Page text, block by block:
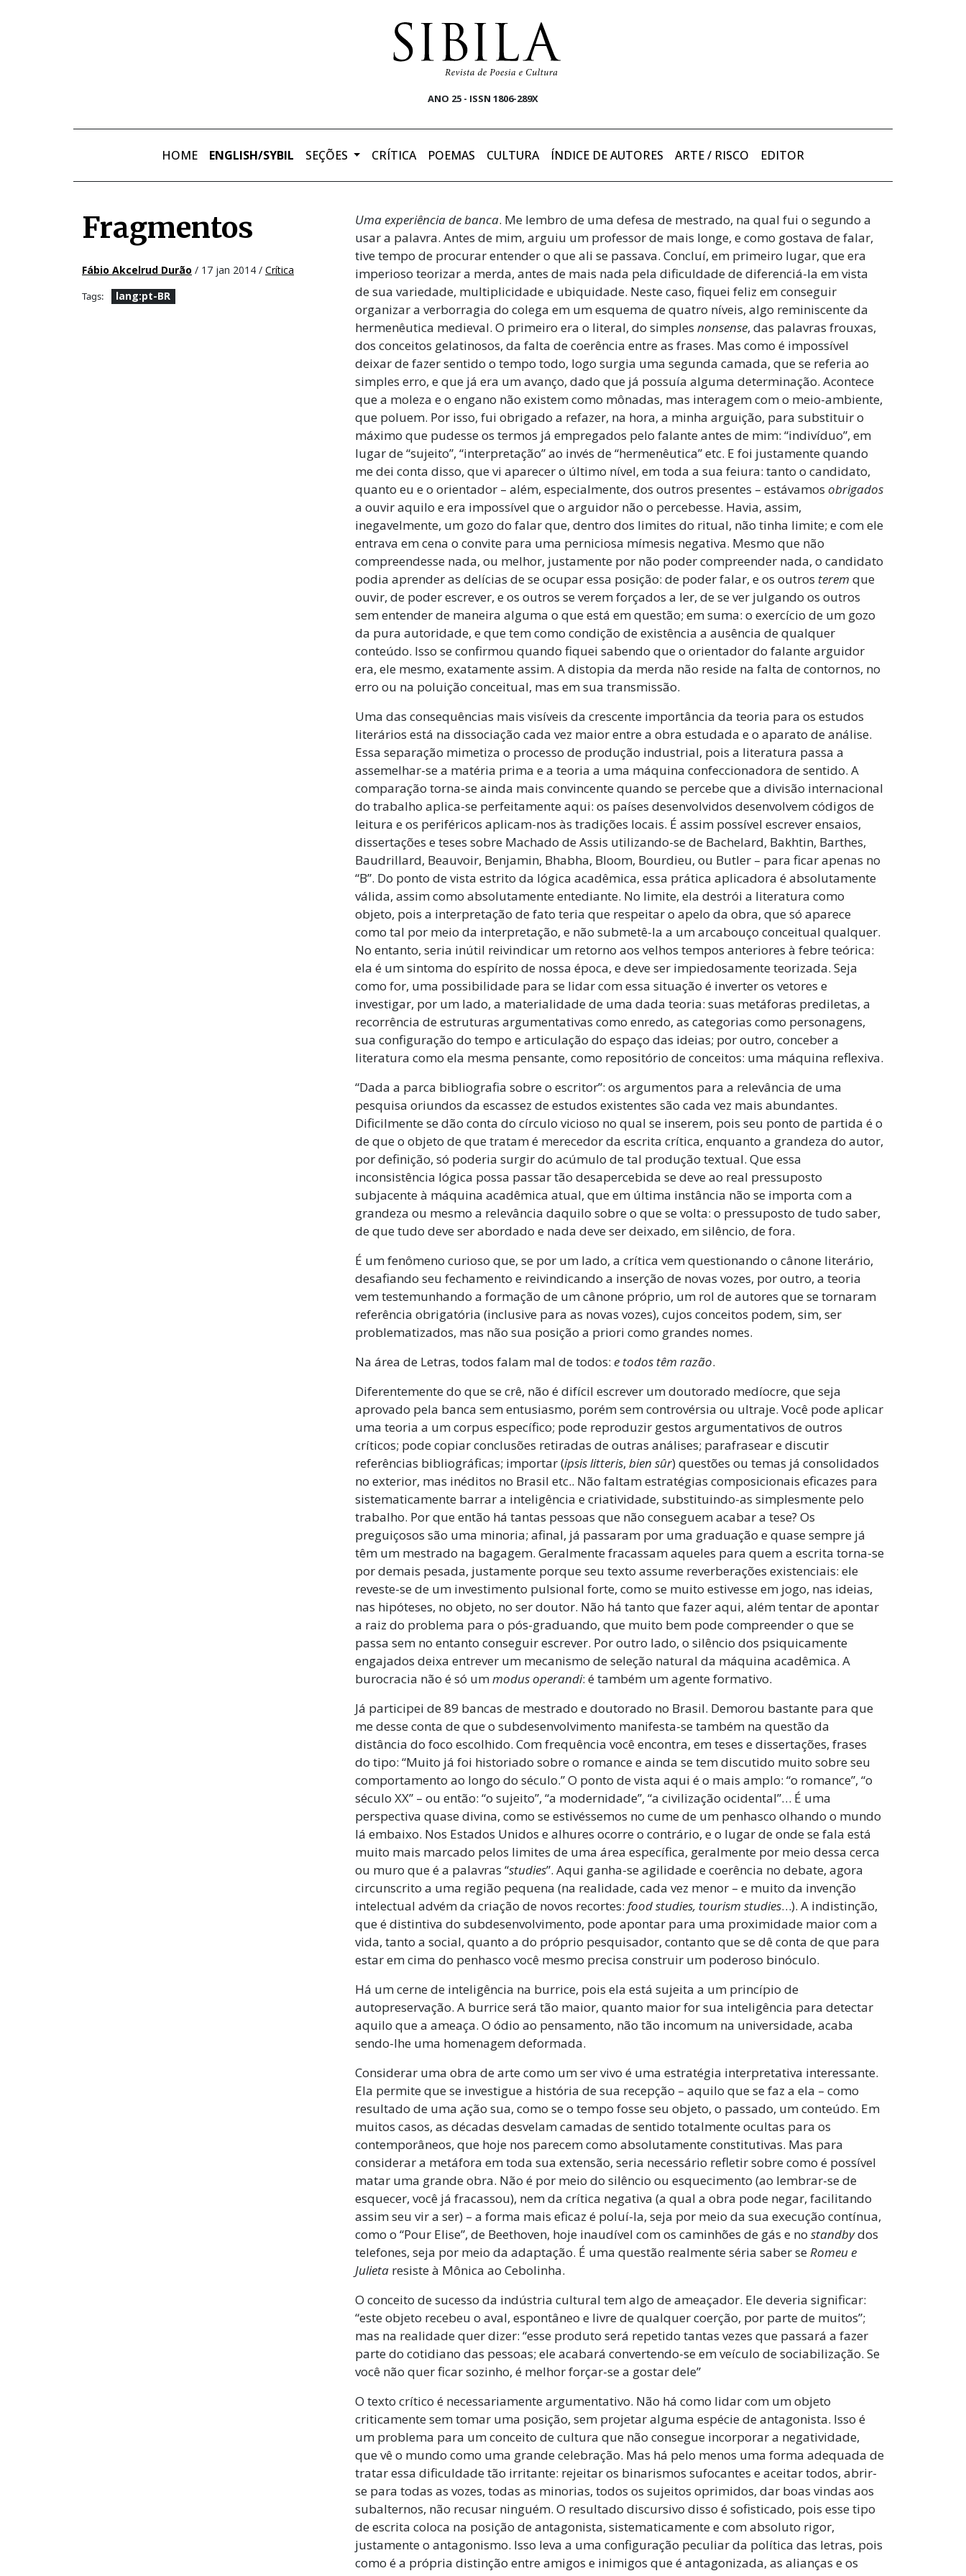
ANO 25 - ISSN 1806-289X
HOME ENGLISH/SYBIL SEÇÕES CRÍTICA POEMAS CULTURA ÍNDICE DE AUTORES ARTE / RISCO EDITOR
Fragmentos
Fábio Akcelrud Durão / 17 jan 2014 / Crítica
Tags: lang:pt-BR
Uma experiência de banca. Me lembro de uma defesa de mestrado, na qual fui o segundo a
usar a palavra. Antes de mim, arguiu um professor de mais longe, e como gostava de falar,
tive tempo de procurar entender o que ali se passava. Concluí, em primeiro lugar, que era
imperioso teorizar a merda, antes de mais nada pela dificuldade de diferenciá-la em vista
de sua variedade, multiplicidade e ubiquidade. Neste caso, fiquei feliz em conseguir
organizar a verborragia do colega em um esquema de quatro níveis, algo reminiscente da
hermenêutica medieval. O primeiro era o literal, do simples nonsense, das palavras frouxas,
dos conceitos gelatinosos, da falta de coerência entre as frases. Mas como é impossível
deixar de fazer sentido o tempo todo, logo surgia uma segunda camada, que se referia ao
simples erro, e que já era um avanço, dado que já possuía alguma determinação. Acontece
que a moleza e o engano não existem como mônadas, mas interagem com o meio-ambiente,
que poluem. Por isso, fui obrigado a refazer, na hora, a minha arguição, para substituir o
máximo que pudesse os termos já empregados pelo falante antes de mim: “indivíduo”, em
lugar de “sujeito”, “interpretação” ao invés de “hermenêutica” etc. E foi justamente quando
me dei conta disso, que vi aparecer o último nível, em toda a sua feiura: tanto o candidato,
quanto eu e o orientador – além, especialmente, dos outros presentes – estávamos obrigados
a ouvir aquilo e era impossível que o arguidor não o percebesse. Havia, assim,
inegavelmente, um gozo do falar que, dentro dos limites do ritual, não tinha limite; e com ele
entrava em cena o convite para uma perniciosa mímesis negativa. Mesmo que não
compreendesse nada, ou melhor, justamente por não poder compreender nada, o candidato
podia aprender as delícias de se ocupar essa posição: de poder falar, e os outros terem que
ouvir, de poder escrever, e os outros se verem forçados a ler, de se ver julgando os outros
sem entender de maneira alguma o que está em questão; em suma: o exercício de um gozo
da pura autoridade, e que tem como condição de existência a ausência de qualquer
conteúdo. Isso se confirmou quando fiquei sabendo que o orientador do falante arguidor
era, ele mesmo, exatamente assim. A distopia da merda não reside na falta de contornos, no
erro ou na poluição conceitual, mas em sua transmissão.
Uma das consequências mais visíveis da crescente importância da teoria para os estudos
literários está na dissociação cada vez maior entre a obra estudada e o aparato de análise.
Essa separação mimetiza o processo de produção industrial, pois a literatura passa a
assemelhar-se a matéria prima e a teoria a uma máquina confeccionadora de sentido. A
comparação torna-se ainda mais convincente quando se percebe que a divisão internacional
do trabalho aplica-se perfeitamente aqui: os países desenvolvidos desenvolvem códigos de
leitura e os periféricos aplicam-nos às tradições locais. É assim possível escrever ensaios,
dissertações e teses sobre Machado de Assis utilizando-se de Bachelard, Bakhtin, Barthes,
Baudrillard, Beauvoir, Benjamin, Bhabha, Bloom, Bourdieu, ou Butler – para ficar apenas no
“B”. Do ponto de vista estrito da lógica acadêmica, essa prática aplicadora é absolutamente
válida, assim como absolutamente entediante. No limite, ela destrói a literatura como
objeto, pois a interpretação de fato teria que respeitar o apelo da obra, que só aparece
como tal por meio da interpretação, e não submetê-la a um arcabouço conceitual qualquer.
No entanto, seria inútil reivindicar um retorno aos velhos tempos anteriores à febre teórica:
ela é um sintoma do espírito de nossa época, e deve ser impiedosamente teorizada. Seja
como for, uma possibilidade para se lidar com essa situação é inverter os vetores e
investigar, por um lado, a materialidade de uma dada teoria: suas metáforas prediletas, a
recorrência de estruturas argumentativas como enredo, as categorias como personagens,
sua configuração do tempo e articulação do espaço das ideias; por outro, conceber a
literatura como ela mesma pensante, como repositório de conceitos: uma máquina reflexiva.
“Dada a parca bibliografia sobre o escritor”: os argumentos para a relevância de uma
pesquisa oriundos da escassez de estudos existentes são cada vez mais abundantes.
Dificilmente se dão conta do círculo vicioso no qual se inserem, pois seu ponto de partida é o
de que o objeto de que tratam é merecedor da escrita crítica, enquanto a grandeza do autor,
por definição, só poderia surgir do acúmulo de tal produção textual. Que essa
inconsistência lógica possa passar tão desapercebida se deve ao real pressuposto
subjacente à máquina acadêmica atual, que em última instância não se importa com a
grandeza ou mesmo a relevância daquilo sobre o que se volta: o pressuposto de tudo saber,
de que tudo deve ser abordado e nada deve ser deixado, em silêncio, de fora.
É um fenômeno curioso que, se por um lado, a crítica vem questionando o cânone literário,
desafiando seu fechamento e reivindicando a inserção de novas vozes, por outro, a teoria
vem testemunhando a formação de um cânone próprio, um rol de autores que se tornaram
referência obrigatória (inclusive para as novas vozes), cujos conceitos podem, sim, ser
problematizados, mas não sua posição a priori como grandes nomes.
Na área de Letras, todos falam mal de todos: e todos têm razão.
Diferentemente do que se crê, não é difícil escrever um doutorado medíocre, que seja
aprovado pela banca sem entusiasmo, porém sem controvérsia ou ultraje. Você pode aplicar
uma teoria a um corpus específico; pode reproduzir gestos argumentativos de outros
críticos; pode copiar conclusões retiradas de outras análises; parafrasear e discutir
referências bibliográficas; importar (ipsis litteris, bien sûr) questões ou temas já consolidados
no exterior, mas inéditos no Brasil etc.. Não faltam estratégias composicionais eficazes para
sistematicamente barrar a inteligência e criatividade, substituindo-as simplesmente pelo
trabalho. Por que então há tantas pessoas que não conseguem acabar a tese? Os
preguiçosos são uma minoria; afinal, já passaram por uma graduação e quase sempre já
têm um mestrado na bagagem. Geralmente fracassam aqueles para quem a escrita torna-se
por demais pesada, justamente porque seu texto assume reverberações existenciais: ele
reveste-se de um investimento pulsional forte, como se muito estivesse em jogo, nas ideias,
nas hipóteses, no objeto, no ser doutor. Não há tanto que fazer aqui, além tentar de apontar
a raiz do problema para o pós-graduando, que muito bem pode compreender o que se
passa sem no entanto conseguir escrever. Por outro lado, o silêncio dos psiquicamente
engajados deixa entrever um mecanismo de seleção natural da máquina acadêmica. A
burocracia não é só ummodus operandi: é também um agente formativo.
Já participei de 89 bancas de mestrado e doutorado no Brasil. Demorou bastante para que
me desse conta de que o subdesenvolvimento manifesta-se também na questão da
distância do foco escolhido. Com frequência você encontra, em teses e dissertações, frases
do tipo: “Muito já foi historiado sobre o romance e ainda se tem discutido muito sobre seu
comportamento ao longo do século.” O ponto de vista aqui é o mais amplo: “o romance”, “o
século XX” – ou então: “o sujeito”, “a modernidade”, “a civilização ocidental”… É uma
perspectiva quase divina, como se estivéssemos no cume de um penhasco olhando o mundo
lá embaixo. Nos Estados Unidos e alhures ocorre o contrário, e o lugar de onde se fala está
muito mais marcado pelos limites de uma área específica, geralmente por meio dessa cerca
ou muro que é a palavras “studies”. Aqui ganha-se agilidade e coerência no debate, agora
circunscrito a uma região pequena (na realidade, cada vez menor – e muito da invenção
intelectual advém da criação de novos recortes: food studies, tourism studies…). A indistinção,
que é distintiva do subdesenvolvimento, pode apontar para uma proximidade maior com a
vida, tanto a social, quanto a do próprio pesquisador, contanto que se dê conta de que para
estar em cima do penhasco você mesmo precisa construir um poderoso binóculo.
Há um cerne de inteligência na burrice, pois ela está sujeita a um princípio de
autopreservação. A burrice será tão maior, quanto maior for sua inteligência para detectar
aquilo que a ameaça. O ódio ao pensamento, não tão incomum na universidade, acaba
sendo-lhe uma homenagem deformada.
Considerar uma obra de arte como um ser vivo é uma estratégia interpretativa interessante.
Ela permite que se investigue a história de sua recepção – aquilo que se faz a ela – como
resultado de uma ação sua, como se o tempo fosse seu objeto, o passado, um conteúdo. Em
muitos casos, as décadas desvelam camadas de sentido totalmente ocultas para os
contemporâneos, que hoje nos parecem como absolutamente constitutivas. Mas para
considerar a metáfora em toda sua extensão, seria necessário refletir sobre como é possível
matar uma grande obra. Não é por meio do silêncio ou esquecimento (ao lembrar-se de
esquecer, você já fracassou), nem da crítica negativa (a qual a obra pode negar, facilitando
assim seu vir a ser) – a forma mais eficaz é poluí-la, seja por meio da sua execução contínua,
como o “Pour Elise”, de Beethoven, hoje inaudível com os caminhões de gás e no standbydos
telefones, seja por meio da adaptação. É uma questão realmente séria saber seRomeu e
Julieta resiste à Mônica ao Cebolinha.
O conceito de sucesso da indústria cultural tem algo de ameaçador. Ele deveria significar:
“este objeto recebeu o aval, espontâneo e livre de qualquer coerção, por parte de muitos”;
mas na realidade quer dizer: “esse produto será repetido tantas vezes que passará a fazer
parte do cotidiano das pessoas; ele acabará convertendo-se em veículo de sociabilização. Se
você não quer ficar sozinho, é melhor forçar-se a gostar dele”
O texto crítico é necessariamente argumentativo. Não há como lidar com um objeto
criticamente sem tomar uma posição, sem projetar alguma espécie de antagonista. Isso é
um problema para um conceito de cultura que não consegue incorporar a negatividade,
que vê o mundo como uma grande celebração. Mas há pelo menos uma forma adequada de
tratar essa dificuldade tão irritante: rejeitar os binarismos sufocantes e aceitar todos, abrir-
se para todas as vozes, todas as minorias, todos os sujeitos oprimidos, dar boas vindas aos
subalternos, não recusar ninguém. O resultado discursivo disso é sofisticado, pois esse tipo
de escrita coloca na posição de antagonista, sistematicamente e com absoluto rigor,
justamente o antagonismo. Isso leva a uma configuração peculiar da política das letras, pois
como é a própria distinção entre amigos e inimigos que é antagonizada, as alianças e os